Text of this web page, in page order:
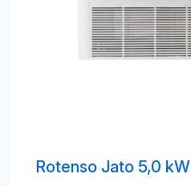
Rotenso Jato 5,0 kW